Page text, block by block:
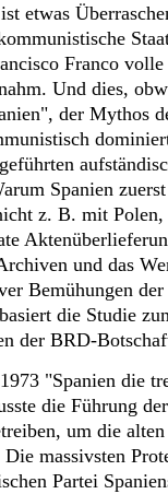
etwas
Franco
Und dies,
der Mythos
Spanien
z. B. mit
und das
Bemühungen
die Studie
der BRD-
"Spanien die
die Führung
um die
Die massivsten
Partei